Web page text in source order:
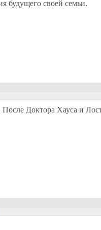
будущего своей семьи.
После Доктора Хауса и